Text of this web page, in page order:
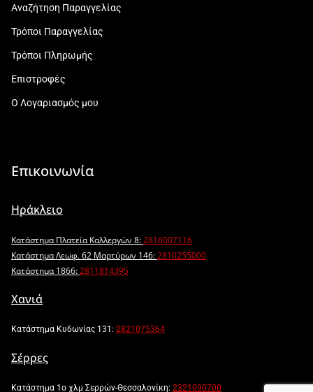
Αναζήτηση Παραγγελίας
Τρόποι Παραγγελίας
Τρόποι Πληρωμής
Επιστροφές
Ο Λογαριασμός μου
Επικοινωνία
Ηράκλειο
Κατάστημα Πλατεία Καλλεργών 8:2816007116
Κατάστημα Λεωφ. 62 Μαρτύρων 146:2810255000
Κατάστημα 1866:2811814395
Χανιά
Κατάστημα Κυδωνίας 131: 2821075364
Σέρρες
Κατάστημα 1ο χλμ Σερρών-Θεσσαλονίκη: 2321090700